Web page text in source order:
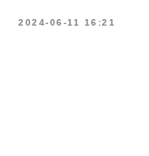
2024-06-11 16:21